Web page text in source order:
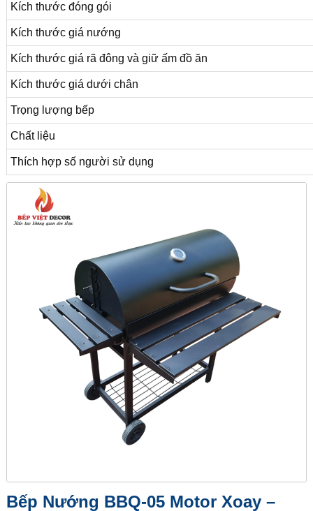
Kích thước đóng gói
Kích thước giá nướng
Kích thước giá rã đông và giữ ấm đồ ăn
Kích thước giá dưới chân
Trọng lượng bếp
Chất liệu
Thích hợp số người sử dụng
Bếp Nướng BBQ-05 Motor Xoay –